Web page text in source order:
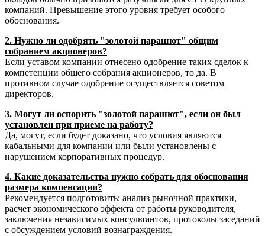
компаний. Превышение этого уровня требует особого
обоснования.
2. Нужно ли одобрять "золотой парашют" общим
собранием акционеров?
Если уставом компании отнесено одобрение таких сделок к
компетенции общего собрания акционеров, то да. В
противном случае одобрение осуществляется советом
директоров.
3. Могут ли оспорить "золотой парашют", если он был
установлен при приеме на работу?
Да, могут, если будет доказано, что условия являются
кабальными для компании или были установлены с
нарушением корпоративных процедур.
4. Какие доказательства нужно собрать для обоснования
размера компенсации?
Рекомендуется подготовить: анализ рыночной практики,
расчет экономического эффекта от работы руководителя,
заключения независимых консультантов, протоколы заседаний
с обсуждением условий вознаграждения.